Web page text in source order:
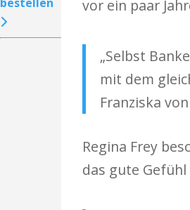
vor ein paar
„Selbst
mit dem
Franziska
Regina Frey
das gute